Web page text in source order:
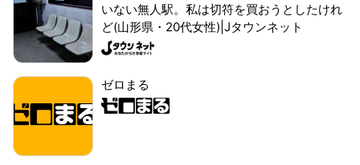
いない無人駅。私は切符を買おうとしたけれ
ど(山形県・20代女性)|Jタウンネット
ゼロまる